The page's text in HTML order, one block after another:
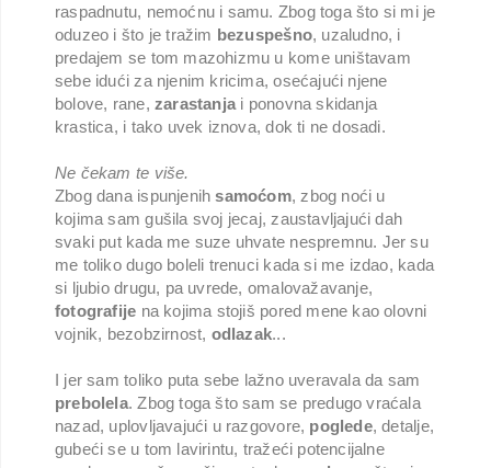
raspadnutu, nemoćnu i samu. Zbog toga što si mi je
oduzeo i što je tražim bezuspešno, uzaludno, i
predajem se tom mazohizmu u kome uništavam
sebe idući za njenim kricima, osećajući njene
bolove, rane, zarastanja i ponovna skidanja
krastica, i tako uvek iznova, dok ti ne dosadi.
Ne čekam te više.
Zbog dana ispunjenihsamoćom, zbog noći u
kojima sam gušila svoj jecaj, zaustavljajući dah
svaki put kada me suze uhvate nespremnu. Jer su
me toliko dugo boleli trenuci kada si me izdao, kada
si ljubio drugu, pa uvrede, omalovažavanje,
fotografije na kojima stojiš pored mene kao olovni
vojnik, bezobzirnost, odlazak...
I jer sam toliko puta sebe lažno uveravala da sam
prebolela. Zbog toga što sam se predugo vraćala
nazad, uplovljavajući u razgovore, poglede, detalje,
gubeći se u tom lavirintu, tražeći potencijalne